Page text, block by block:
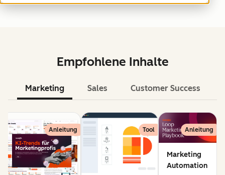
Empfohlene Inhalte
Marketing Sales Customer Success
Anleitung Tool Anleitung
Marketing
Automation